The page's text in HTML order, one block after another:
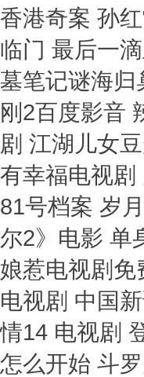
香港奇案 孙
临门 最后一
墓笔记谜海
刚2百度影音
剧 江湖儿女
有幸福电视剧
81号档案 岁
尔2》电影 单
娘惹电视剧
电视剧 中国
情14 电视剧
怎么开始 斗